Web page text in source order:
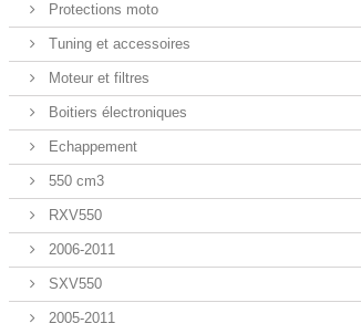
Protections moto
Tuning et accessoires
Moteur et filtres
Boitiers électroniques
Echappement
550 cm3
RXV550
2006-2011
SXV550
2005-2011